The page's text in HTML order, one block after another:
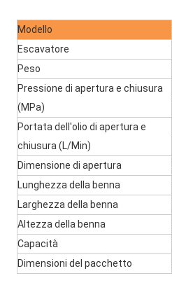
Modello
Escavatore
Peso
Pressione di apertura e chiusura
(MPa)
Portata dell'olio di apertura e
chiusura (L/Min)
Dimensione di apertura
Lunghezza della benna
Larghezza della benna
Altezza della benna
Capacità
Dimensioni del pacchetto